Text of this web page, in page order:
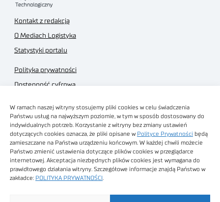
W ramach naszej witryny stosujemy pliki cookies w celu świadczenia
Państwu usług na najwyższym poziomie, w tym w sposób dostosowany do
indywidualnych potrzeb. Korzystanie z witryny bez zmiany ustawień
dotyczących cookies oznacza, że pliki opisane w Polityce Prywatności będą
zamieszczane na Państwa urządzeniu końcowym. W każdej chwili możecie
Państwo zmienić ustawienia dotyczące plików cookies w przeglądarce
internetowej. Akceptacja niezbędnych plików cookies jest wymagana do
prawidłowego działania witryny. Szczegółowe informacje znajdą Państwo w
zakładce: POLITYKA PRYWATNOŚCI
Kontakt z redakcją
O Mediach Logistyka
Statystyki portalu
Polityka prywatności
Dostępność cyfrowa
Regulamin sklepu
Obrazy stockowe
autorstwa